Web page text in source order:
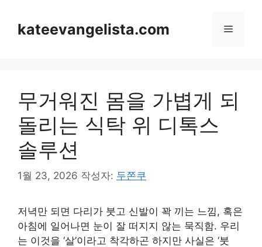
kateevangelista.com 메
무거워진 몸을 가볍게 되
돌리는 식탁 위 디톡스
솔루션
1월 23, 2026 작성자: 두쫀쿠
저녁만 되면 다리가 붓고 신발이 꽉 끼는 느낌, 혹은
아침에 일어나면 눈이 잘 떠지지 않는 묵직함. 우리
는 이것을 ‘살’이라고 착각하곤 하지만 사실은 ‘붓